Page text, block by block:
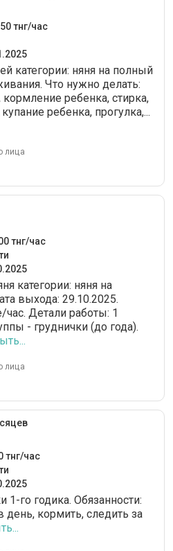
тнг/час
категории: няня на полный
Что нужно делать:
ребенка, стирка,
ребенка, прогулка,...
лица
тнг/час
категории: няня на
выхода: 29.10.2025.
Детали работы: 1
- груднички (до года).
лица
тнг/час
го годика. Обязанности:
день, кормить, следить за